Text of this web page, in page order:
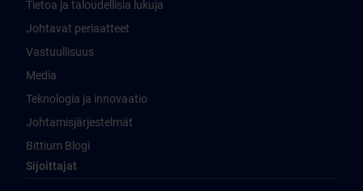
Tietoa ja taloudellisia lukuja
Johtavat periaatteet
Vastuullisuus
Media
Teknologia ja innovaatio
Johtamisjärjestelmät
Bittium Blogi
Sijoittajat